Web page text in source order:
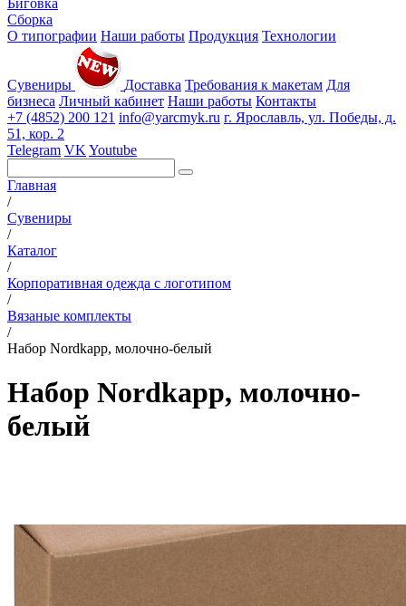
Биговка
Сборка
О типографии Наши работы Продукция Технологии
Сувениры Доставка Требования к макетам Для
бизнеса Личный кабинет Наши работы Контакты
+7 (4852) 200 121 info@yarcmyk.ru г. Ярославль, ул. Победы, д.
51, кор. 2
Telegram VK Youtube
Главная
/
Сувениры
/
Каталог
/
Корпоративная одежда с логотипом
/
Вязаные комплекты
/
Набор Nordkapp, молочно-белый
Набор Nordkapp, молочно-
белый